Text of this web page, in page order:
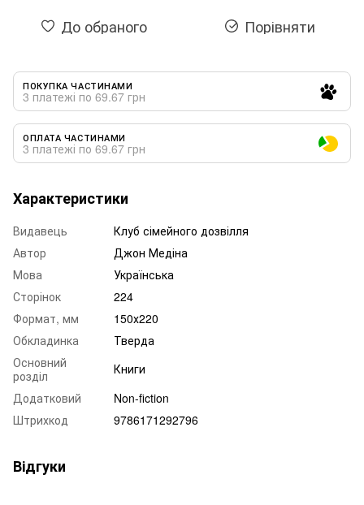
До обраного Порівняти
ПОКУПКА ЧАСТИНАМИ
3 платежі по 69.67 грн
ОПЛАТА ЧАСТИНАМИ
3 платежі по 69.67 грн
Характеристики
Видавець
Клуб сімейного дозвілля
Автор
Джон Медіна
Мова
Українська
Сторінок
224
Формат, мм
150х220
Обкладинка
Тверда
Основний
розділ
Книги
Додатковий
Non-fiction
Штрихкод
9786171292796
Відгуки